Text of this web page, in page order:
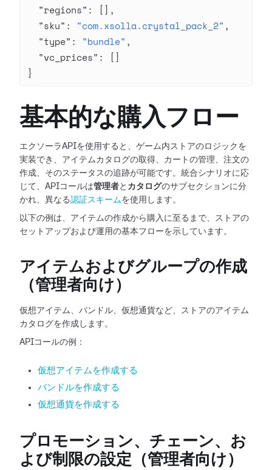
  "regions"
: [],
  "sku"
: "com.xsolla.crystal_pack_2" ,
  "type"
: "bundle" ,
  "vc_prices"
: []
}
基本的な購入フロー
エクソーラAPIを使用すると、ゲーム内ストアのロジックを
実装でき、アイテムカタログの取得、カートの管理、注文の
作成、そのステータスの追跡が可能です。統合シナリオに応
じて、APIコールは管理者と カタログのサブセクションに分
かれ、異なる認証スキームを使用します。
以下の例は、アイテムの作成から購入に至るまで、ストアの
セットアップおよび運用の基本フローを示しています。
アイテムおよびグループの作成
（管理者向け）
仮想アイテム、バンドル、仮想通貨など、ストアのアイテム
カタログを作成します。
APIコールの例：
仮想アイテムを作成する
バンドルを作成する
仮想通貨を作成する
プロモーション、チェーン、お
よび制限の設定（管理者向け）